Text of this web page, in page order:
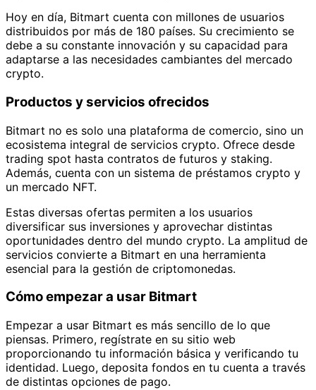
Hoy en día, Bitmart cuenta con millones de usuarios
distribuidos por más de 180 países. Su crecimiento se
debe a su constante innovación y su capacidad para
adaptarse a las necesidades cambiantes del mercado
crypto.
Productos y servicios ofrecidos
Bitmart no es solo una plataforma de comercio, sino un
ecosistema integral de servicios crypto. Ofrece desde
trading spot hasta contratos de futuros y staking.
Además, cuenta con un sistema de préstamos crypto y
un mercado NFT.
Estas diversas ofertas permiten a los usuarios
diversificar sus inversiones y aprovechar distintas
oportunidades dentro del mundo crypto. La amplitud de
servicios convierte a Bitmart en una herramienta
esencial para la gestión de criptomonedas.
Cómo empezar a usar Bitmart
Empezar a usar Bitmart es más sencillo de lo que
piensas. Primero, regístrate en su sitio web
proporcionando tu información básica y verificando tu
identidad. Luego, deposita fondos en tu cuenta a través
de distintas opciones de pago.